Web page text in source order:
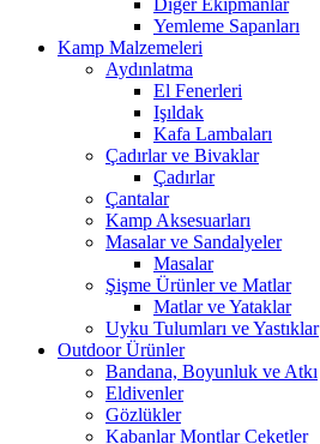
Diğer Ekipmanlar
Yemleme Sapanları
Kamp Malzemeleri
Aydınlatma
El Fenerleri
Işıldak
Kafa Lambaları
Çadırlar ve Bivaklar
Çadırlar
Çantalar
Kamp Aksesuarları
Masalar ve Sandalyeler
Masalar
Şişme Ürünler ve Matlar
Matlar ve Yataklar
Uyku Tulumları ve Yastıklar
Outdoor Ürünler
Bandana, Boyunluk ve Atkı
Eldivenler
Gözlükler
Kabanlar Montlar Ceketler